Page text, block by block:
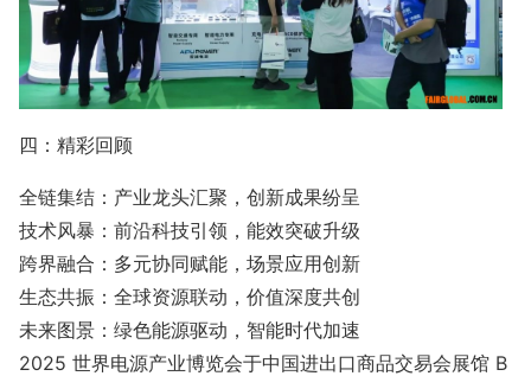
四：精彩回顾
全链集结：产业龙头汇聚，创新成果纷呈
技术风暴：前沿科技引领，能效突破升级
跨界融合：多元协同赋能，场景应用创新
生态共振：全球资源联动，价值深度共创
未来图景：绿色能源驱动，智能时代加速
2025 世界电源产业博览会于中国进出口商品交易会展馆 B